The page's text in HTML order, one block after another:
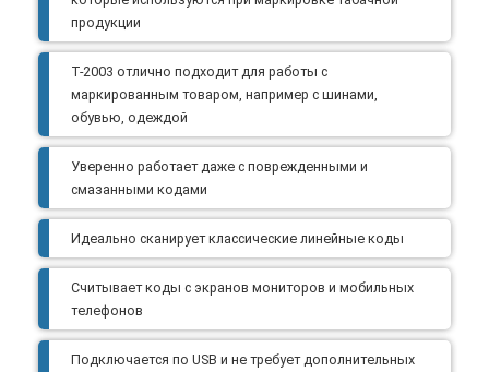
продукции
T-2003 отлично подходит для работы с
маркированным товаром, например с шинами,
обувью, одеждой
Уверенно работает даже с поврежденными и
смазанными кодами
Идеально сканирует классические линейные коды
Считывает коды с экранов мониторов и мобильных
телефонов
Подключается по USB и не требует дополнительных